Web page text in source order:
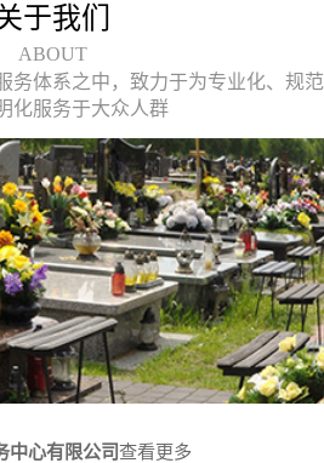
于我们
ABOUT
务体系之中，致力于为专业化、规范
化服务于大众人群
中心有限公司查看更多